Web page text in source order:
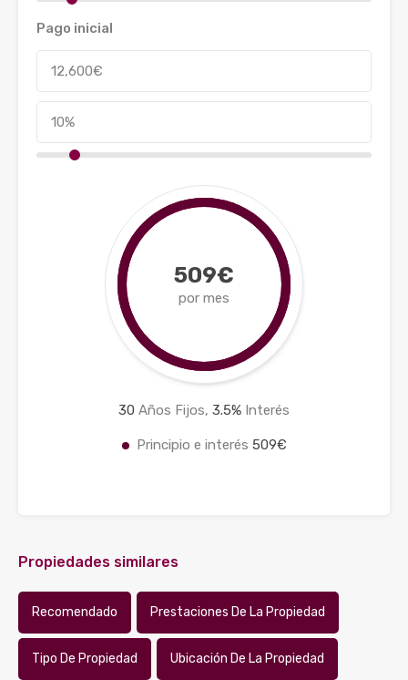
Pago inicial
509€
por mes
30 Años Fijos, 3.5% Interés
Principio e interés 509€
Propiedades similares
Recomendado Prestaciones De La Propiedad
Tipo De Propiedad Ubicación De La Propiedad